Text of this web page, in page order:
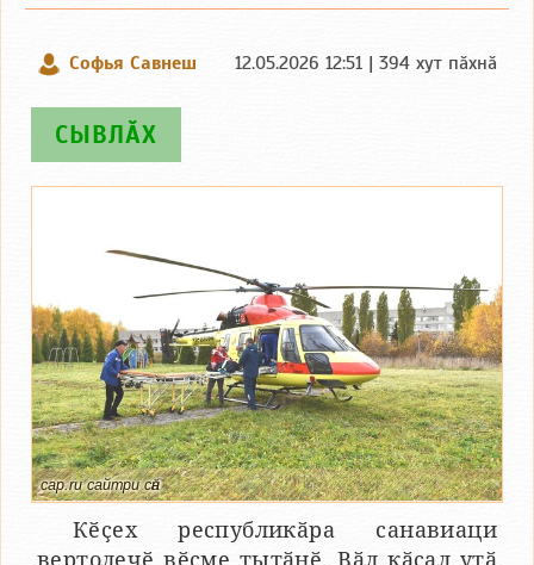
Софья Савнеш 12.05.2026 12:51 | 394 хут пӑхнӑ
СЫВЛӐХ
cap.ru сайтри сӑн
Кӗҫех республикӑра санавиаци